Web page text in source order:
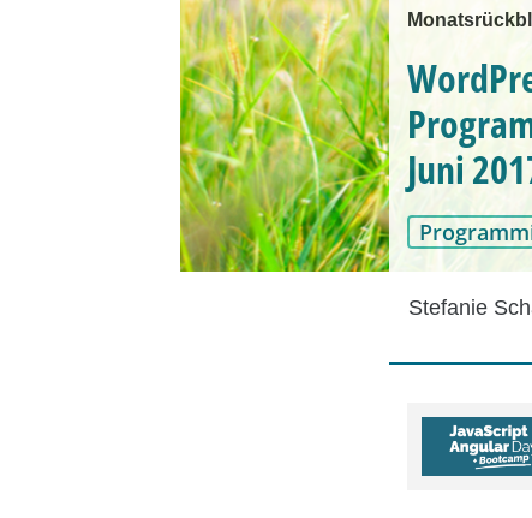
Juni
Stefanie